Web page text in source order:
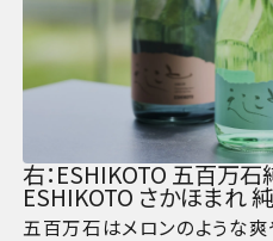
右：ESHIKOTO 五百万
ESHIKOTO さかほまれ
五百万石はメロンのような